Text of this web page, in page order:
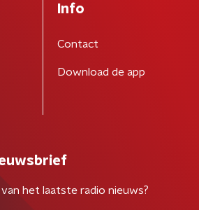
Info
Contact
Download de app
het laatste radio nieuws?